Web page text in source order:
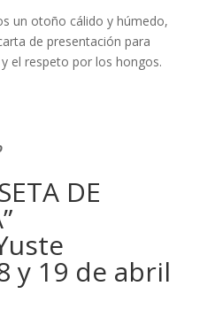
un otoño cálido y húmedo,
de presentación para
el respeto por los hongos.
DE
y 19 de abril